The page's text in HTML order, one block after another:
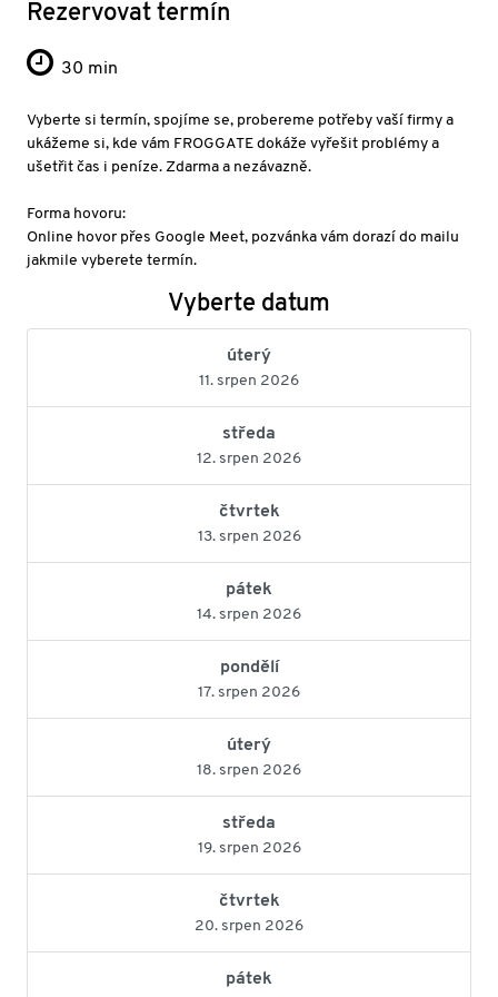
Rezervovat termín
30 min
Vyberte si termín, spojíme se, probereme potřeby vaší firmy a
ukážeme si, kde vám FROGGATE dokáže vyřešit problémy a
ušetřit čas i peníze. Zdarma a nezávazně.
Forma hovoru:
Online hovor přes Google Meet, pozvánka vám dorazí do mailu
jakmile vyberete termín.
Vyberte datum
úterý
11. srpen 2026
středa
12. srpen 2026
čtvrtek
13. srpen 2026
pátek
14. srpen 2026
pondělí
17. srpen 2026
úterý
18. srpen 2026
středa
19. srpen 2026
čtvrtek
20. srpen 2026
pátek